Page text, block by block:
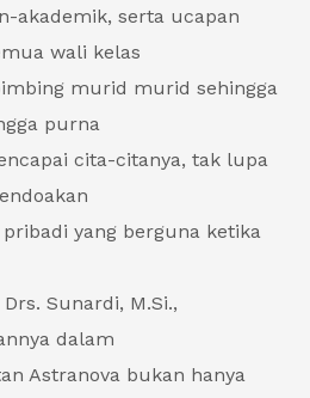
akademik, serta ucapan
wali kelas
murid murid sehingga
purna
cita-citanya, tak lupa
yang berguna ketika
Sunardi, M.Si.,
dalam
Astranova bukan hanya